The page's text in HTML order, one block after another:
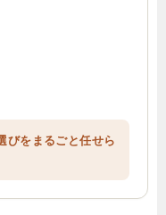
びをまるごと任せら